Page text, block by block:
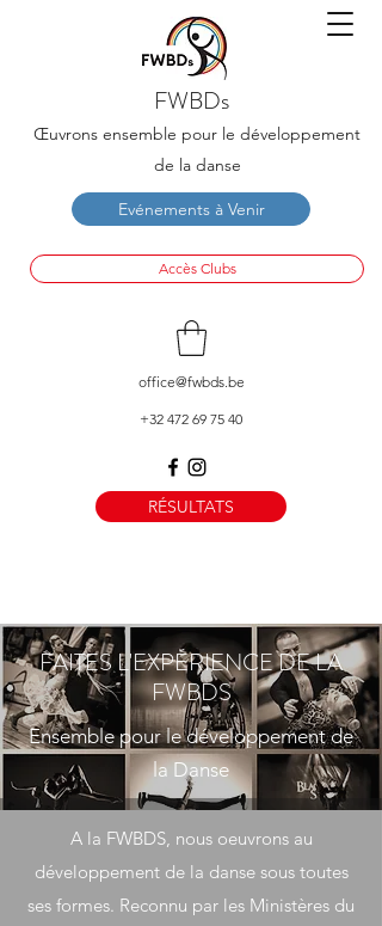
FWBDs
Œuvrons ensemble pour le développement
de la danse
Evénements à Venir
Accès Clubs
office@fwbds.be
+32 472 69 75 40
RÉSULTATS
FAITES L'EXPÉRIENCE DE LA
FWBDS
Ensemble pour le développement de
la Danse
A la FWBDS, nous oeuvrons au
développement de la danse sous toutes
ses formes. Reconnu par les Ministères du